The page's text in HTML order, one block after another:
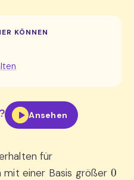
KÖNNEN
Ansehen
für
mit einer Basis größer 0